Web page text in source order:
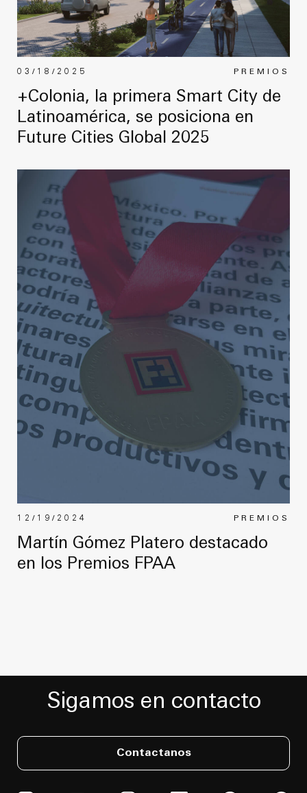
PREMIOS
03/18/2025
+Colonia, la primera Smart City de
Latinoamérica, se posiciona en
Future Cities Global 2025
PREMIOS
12/19/2024
Martín Gómez Platero destacado
en los Premios FPAA
Sigamos en contacto
Contactanos